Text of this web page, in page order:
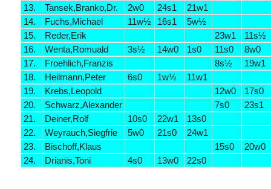
13.
Tansek,Branko,Dr. 2w0 24s1
21w1
14.
Fuchs,Michael 11w½ 16s1
5w½
15.
Reder,Erik 23w1
11s½
16.
Wenta,Romuald 3s½ 14w0 1s0 11s0
8w0
17.
Froehlich,Franzis 8s½
19w1
18.
Heilmann,Peter 6s0 1w½
11w1
19.
Krebs,Leopold 12w0
17s0
20.
Schwarz,Alexander 7s0
23s1
21.
Deiner,Rolf 10s0 22w1
13s0
22.
Weyrauch,Siegfrie 5w0 21s0
24w1
23.
Bischoff,Klaus 15s0
20w0
24.
Drianis,Toni 4s0 13w0 22s0